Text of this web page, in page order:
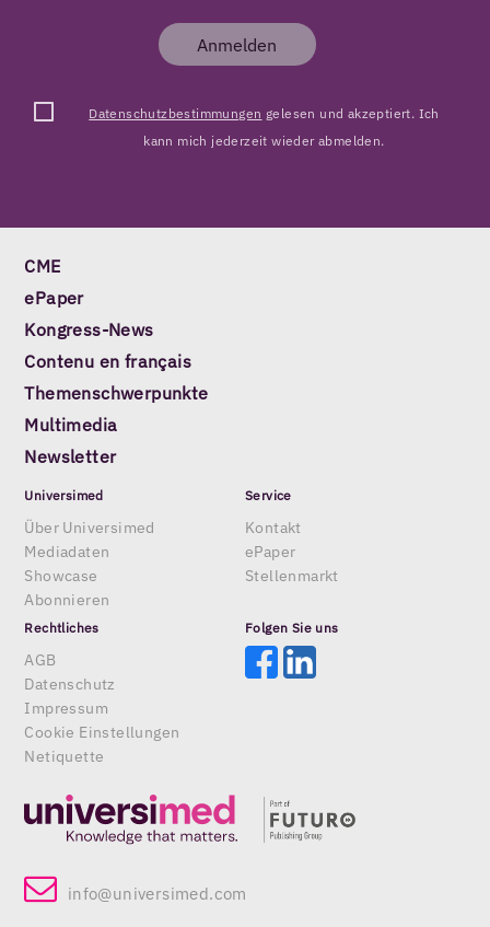
Anmelden
Datenschutzbestimmungen gelesen und akzeptiert. Ich
kann mich jederzeit wieder abmelden.
info@universimed.com
CME
ePaper
Kongress-News
Contenu en français
Themenschwerpunkte
Multimedia
Newsletter
Universimed
Über Universimed
Mediadaten
Showcase
Abonnieren
Service
Kontakt
ePaper
Stellenmarkt
Rechtliches
AGB
Datenschutz
Impressum
Cookie Einstellungen
Netiquette
Folgen Sie uns